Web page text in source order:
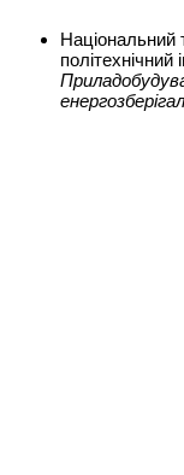
Національний
політехнічний